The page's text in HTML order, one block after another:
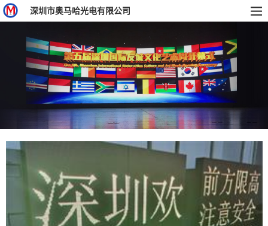
深圳市奥马哈光电有限公司